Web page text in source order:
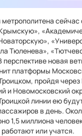
сейчас
Тюленева»,
новая
платформы
пройдя
и Новомосковский
линии ею
в день.
1,5 миллиона
или учатся.